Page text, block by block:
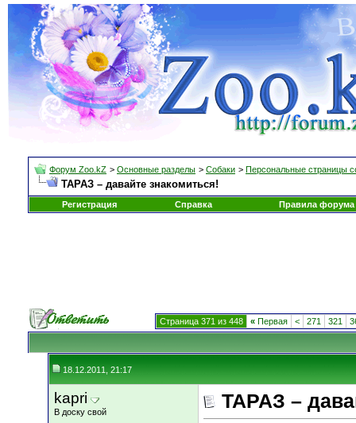
Форум Zoo.kZ > Основные разделы > Собаки > Персональные страницы
ТАРАЗ – давайте знакомиться!
Регистрация Справка Правила форума
Страница 371 из 448 « Первая < 271 321
18.12.2011, 21:17
kapri
В доску свой ТАРАЗ –